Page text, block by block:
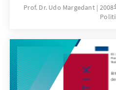
Einzelaspekten der
in dem eigenen
seinen Niederschlag
Prof. Dr. Udo Margedant 2008